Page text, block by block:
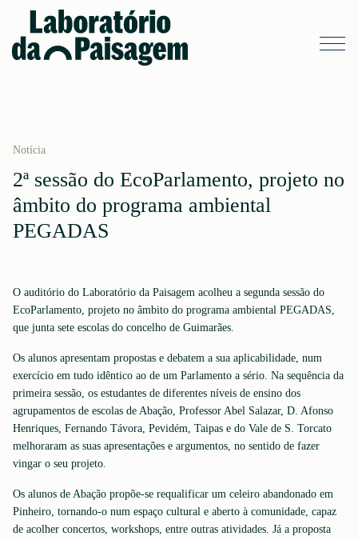
Notícia
2ª sessão do EcoParlamento, projeto no
âmbito do programa ambiental
PEGADAS
O auditório do Laboratório da Paisagem acolheu a segunda sessão do
EcoParlamento, projeto no âmbito do programa ambiental PEGADAS,
que junta sete escolas do concelho de Guimarães.
Os alunos apresentam propostas e debatem a sua aplicabilidade, num
exercício em tudo idêntico ao de um Parlamento a sério. Na sequência da
primeira sessão, os estudantes de diferentes níveis de ensino dos
agrupamentos de escolas de Abação, Professor Abel Salazar, D. Afonso
Henriques, Fernando Távora, Pevidém, Taipas e do Vale de S. Torcato
melhoraram as suas apresentações e argumentos, no sentido de fazer
vingar o seu projeto.
Os alunos de Abação propõe-se requalificar um celeiro abandonado em
Pinheiro, tornando-o num espaço cultural e aberto à comunidade, capaz
de acolher concertos, workshops, entre outras atividades. Já a proposta